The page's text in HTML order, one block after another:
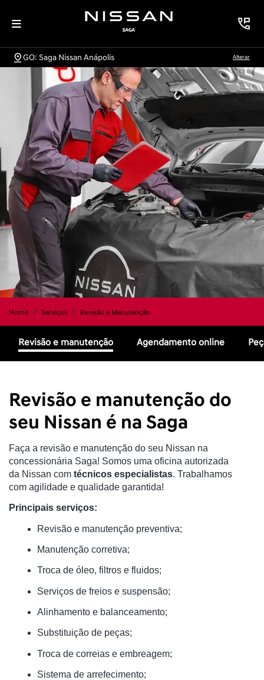
GO: Saga Nissan Anápolis Alterar
Home Serviços Revisão e Manutenção
Agendamento online
Revisão e manutenção
Revisão e manutenção do
seu Nissan é na Saga
Faça a revisão e manutenção do seu Nissan na
concessionária Saga! Somos uma oficina autorizada
da Nissan com técnicos especialistas. Trabalhamos
com agilidade e qualidade garantida!
Principais serviços:
Revisão e manutenção preventiva;
Manutenção corretiva;
Troca de óleo, filtros e fluidos;
Serviços de freios e suspensão;
Alinhamento e balanceamento;
Substituição de peças;
Troca de correias e embreagem;
Sistema de arrefecimento;